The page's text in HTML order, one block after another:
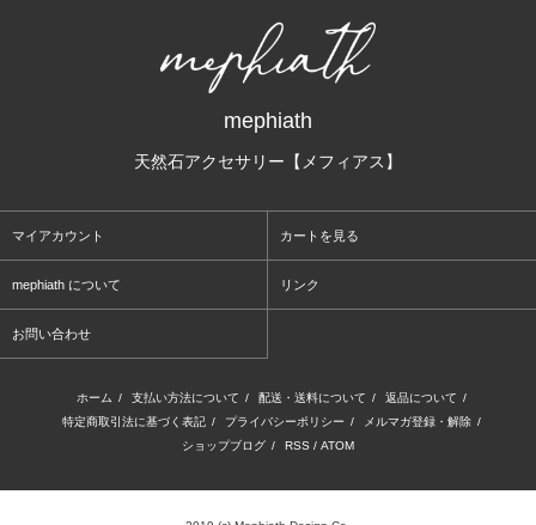
mephiath
天然石アクセサリー【メフィアス】
マイアカウント カートを見る
mephiath について リンク
お問い合わせ
ホーム / 支払い方法について / 配送・送料について / 返品について /
特定商取引法に基づく表記 / プライバシーポリシー / メルマガ登録・解除 /
ショップブログ / RSS / ATOM